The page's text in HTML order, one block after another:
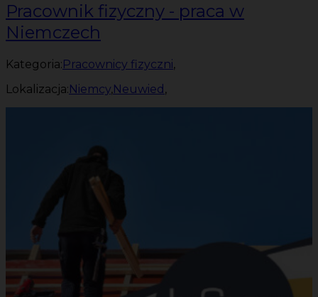
Pracownik fizyczny - praca w
Niemczech
Kategoria:Pracownicy fizyczni,
Lokalizacja:Niemcy,Neuwied ,